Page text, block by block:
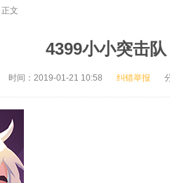
文
4399小小突击队
时间：2019-01-21 10:58 纠错举报